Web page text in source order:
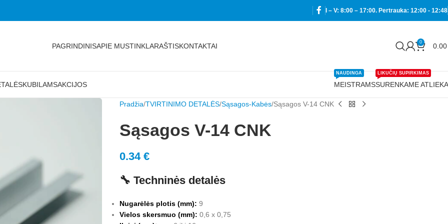
I – V: 8:00 – 17:00. Pertrauka: 12:00 - 12:48
PAGRINDINISAPIE MUSTINKLARAŠTISKONTAKTAI 0
KUBILAMSAKCIJOS MEISTRAMS
NAUDINGA
SURENKAME
LIKUČIŲ SUPIRKIMAS
Pradžia TVIRTINIMO DETALĖS Sąsagos-Kabės Sąsagos V-14 CNK
Sąsagos V-14 CNK
0.34 €
🔧 Techninės detalės
Nugarėlės plotis (mm): 9
Vielos skersmuo (mm): 0,6 x 0,75